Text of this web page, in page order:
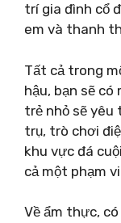
trí gia đình cổ
em và thanh
Tất cả trong
hậu, bạn sẽ
trẻ nhỏ sẽ
trụ, trò chơi
khu vực đá
cả một phạm
Về ẩm thực,